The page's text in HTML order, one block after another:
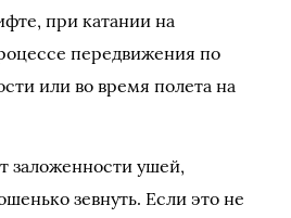
при катании на
передвижения по
или во время полета на
заложенности ушей,
зевнуть. Если это не